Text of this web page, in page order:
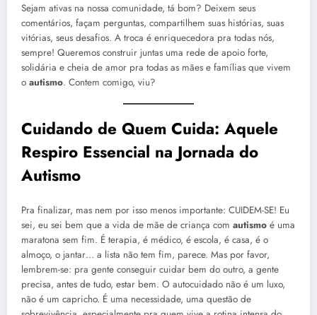
Sejam ativas na nossa comunidade, tá bom? Deixem seus
comentários, façam perguntas, compartilhem suas histórias, suas
vitórias, seus desafios. A troca é enriquecedora pra todas nós,
sempre! Queremos construir juntas uma rede de apoio forte,
solidária e cheia de amor pra todas as mães e famílias que vivem
o autismo. Contem comigo, viu?
Cuidando de Quem Cuida: Aquele
Respiro Essencial na Jornada do
Autismo
Pra finalizar, mas nem por isso menos importante: CUIDEM-SE! Eu
sei, eu sei bem que a vida de mãe de criança com autismo é uma
maratona sem fim. É terapia, é médico, é escola, é casa, é o
almoço, o jantar… a lista não tem fim, parece. Mas por favor,
lembrem-se: pra gente conseguir cuidar bem do outro, a gente
precisa, antes de tudo, estar bem. O autocuidado não é um luxo,
não é um capricho. É uma necessidade, uma questão de